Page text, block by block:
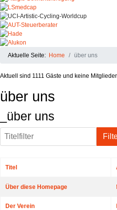
Aktuelle Seite: Home über uns
Aktuell sind 1111 Gäste und keine
über uns
_über uns
Titel
Über diese Homepage
Der Verein